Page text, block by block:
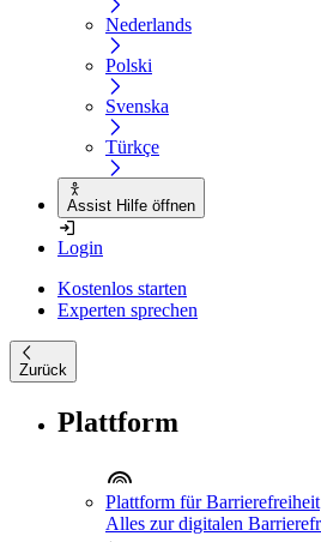
Nederlands
Polski
Svenska
Türkçe
Assist Hilfe öffnen
Login
Kostenlos starten
Experten sprechen
Zurück
Plattform
Plattform für Barrierefreiheit
Alles zur digitalen